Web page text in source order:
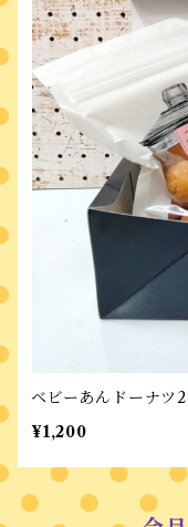
ベビーあんドーナツ
¥1,200